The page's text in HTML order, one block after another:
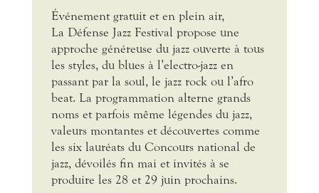
Événement gratuit et en plein air,
La Défense Jazz Festival propose une
approche généreuse du jazz ouverte à tous
les styles, du blues à l’electro-jazz en
passant par la soul, le jazz rock ou l’afro
beat. La programmation alterne grands
noms et parfois même légendes du jazz,
valeurs montantes et découvertes comme
les six lauréats du Concours national de
jazz, dévoilés fin mai et invités à se
produire les 28 et 29 juin prochains.